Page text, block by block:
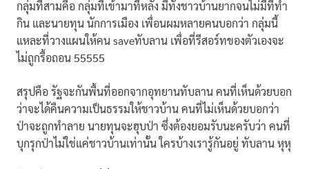
กลุ่มที่สามคือ กลุ่มที่เข้ามาทีหลัง มีทั้งชาวบ้านยากจนไม่มีที่ทำ
กิน และนายทุน นักการเมือง เพื่อนผมหลายคนบอกว่า กลุ่มนี้
แหละที่วางแผนให้คน saveทับลาน เพื่อที่รีสอร์ทของตัวเองจะ
ไม่ถูกรื้อถอน 55555
สรุปคือ รัฐจะกันพื้นที่ออกจากอุทยานทับลาน คนที่เห็นด้วยบอก
ว่าจะได้คืนความเป็นธรรมให้ชาวบ้าน คนที่ไม่เห็นด้วยบอกว่า
ป่าจะถูกทำลาย นายทุนจะฮุบป่า ซึ่งต้องยอมรับนะครับว่า คนที่
บุกรุกป่าไม่ใช่แค่ชาวบ้านเท่านั้น ใครบ้างเรารู้กันอยู่ ทับลาน หุหุ